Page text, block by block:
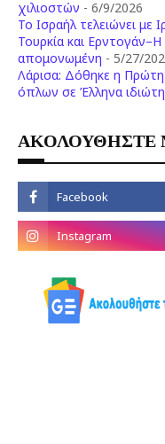
χιλιοστών - 6/9/2026
Το Ισραήλ τελειώνει με
Τουρκία και
απομονωμένη - 5/27/
Λάρισα: Δόθηκε η
όπλων σε Έλληνα ιδιώτη
ΑΚΟΛΟΥΘΗΣΤΕ